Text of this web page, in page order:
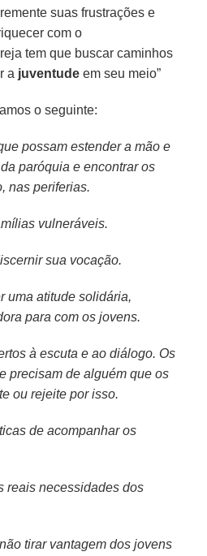
suas frustrações e
com o
tem que buscar caminhos
a juventude em seu meio”
o seguinte:
possam estender a mão e
paróquia e encontrar os
nas periferias.
vulneráveis.
sua vocação.
uma atitude solidária,
para com os jovens.
à escuta e ao diálogo. Os
precisam de alguém que os
ou rejeite por isso.
de acompanhar os
reais necessidades dos
tirar vantagem dos jovens